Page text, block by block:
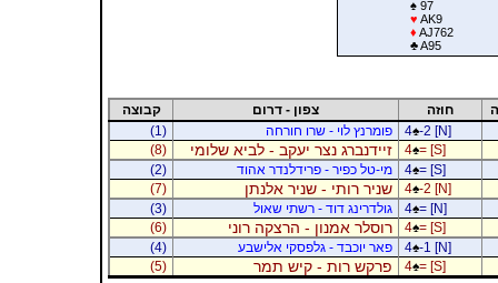
♠97
♥ AK9
♦ AJ762
♣A95
חוזה צפון - דרום
קבוצה
4♠-2 [N] פומרנץ לוי - שרו חורחה
(1)
4♠= [S] זיידנברג נצר יעקב - לביא שלומי
(8)
4♠= [S] מי-טל כפיר - פרידלנדר אהוד
(2)
4♠-2 [N] שניר רותי - שניר אלנתן
(7)
4♠= [N] גולדרינג דוד - רשתי שאול
(3)
4♠= [S] רוסלר אמנון - הרצקה רוני
(6)
4♠-1 [N] פאר יוכבד - גלפסקי אלישבע
(4)
4♠= [S] פרקש רות - קיש תמר (5)